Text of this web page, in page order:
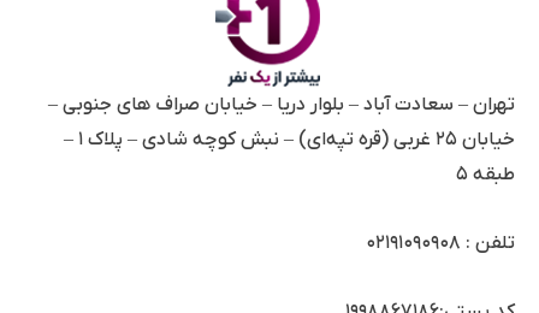
تهران – سعادت آباد – بلوار دریا – خیابان صراف های جنوبی –
خیابان ۲۵ غربی (قره تپه‌ای) – نبش کوچه شادی – پلاک ۱ –
طبقه ۵
تلفن : ۰۲۱۹۱۰۹۰۹۰۸